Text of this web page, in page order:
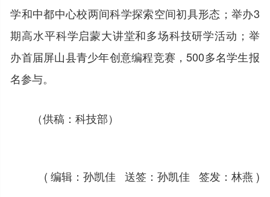
学和中都中心校两间科学探索空间初具形态；举办3
期高水平科学启蒙大讲堂和多场科技研学活动；举
办首届屏山县青少年创意编程竞赛，500多名学生报
名参与。
（供稿：科技部）
( 编辑：孙凯佳 送签：孙凯佳 签发：林燕 )